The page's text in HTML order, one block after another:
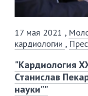
17 мая 2021 ,
кардиологии ,
"Кардиология
Станислав
науки""